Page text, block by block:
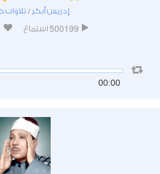
إدريس أبكر /
500199 استماع
00:00